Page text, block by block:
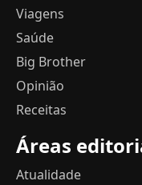
Viagens
Saúde
Big Brother
Opinião
Receitas
Áreas
Atualidade